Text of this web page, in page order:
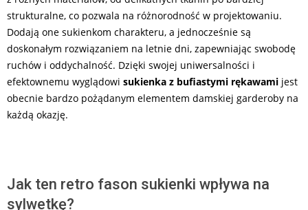
strukturalne, co pozwala na różnorodność w projektowaniu.
Dodają one sukienkom charakteru, a jednocześnie są
doskonałym rozwiązaniem na letnie dni, zapewniając swobodę
ruchów i oddychalność. Dzięki swojej uniwersalności i
efektownemu wyglądowi sukienka z bufiastymi rękawami jest
obecnie bardzo pożądanym elementem damskiej garderoby na
każdą okazję.
Jak ten retro fason sukienki wpływa na
sylwetkę?